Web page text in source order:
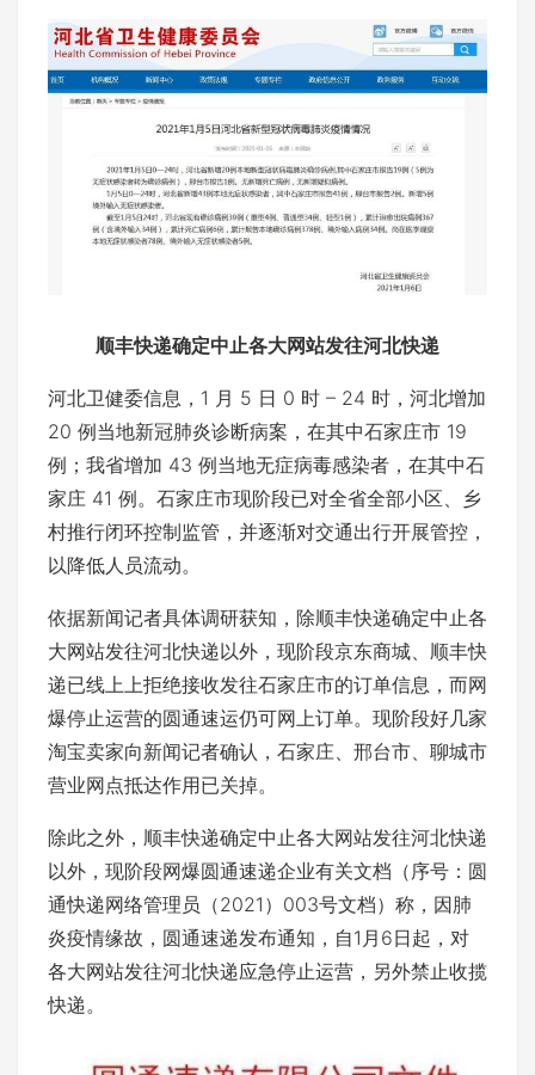
顺丰快递确定中止各大网站发往河北快递
河北卫健委信息，1 月 5 日 0 时 – 24 时，河北增加
20 例当地新冠肺炎诊断病案，在其中石家庄市 19
例；我省增加 43 例当地无症病毒感染者，在其中石
家庄 41 例。石家庄市现阶段已对全省全部小区、乡
村推行闭环控制监管，并逐渐对交通出行开展管控，
以降低人员流动。
依据新闻记者具体调研获知，除顺丰快递确定中止各
大网站发往河北快递以外，现阶段京东商城、顺丰快
递已线上上拒绝接收发往石家庄市的订单信息，而网
爆停止运营的圆通速运仍可网上订单。现阶段好几家
淘宝卖家向新闻记者确认，石家庄、邢台市、聊城市
营业网点抵达作用已关掉。
除此之外，顺丰快递确定中止各大网站发往河北快递
以外，现阶段网爆圆通速递企业有关文档（序号：圆
通快递网络管理员（2021）003号文档）称，因肺
炎疫情缘故，圆通速递发布通知，自1月6日起，对
各大网站发往河北快递应急停止运营，另外禁止收揽
快递。